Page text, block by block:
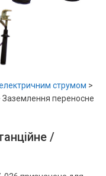
електричним струмом >
Заземлення переносне
/